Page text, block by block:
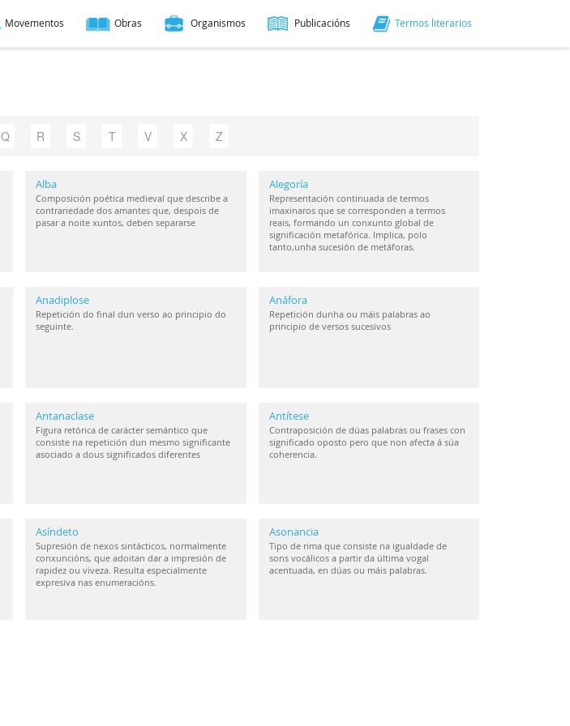
Movementos Obras Organismos Publicacións Termos literarios
Q R S T V X Z
Alba
Composición poética medieval que describe a
contrariedade dos amantes que, despois de
pasar a noite xuntos, deben separarse
Alegoría
Representación continuada de termos
imaxinaros que se corresponden a termos
reais, formando un conxunto global de
significación metafórica. Implica, polo
tanto,unha sucesión de metáforas.
Anadiplose
Repetición do final dun verso ao principio do
seguinte.
Anáfora
Repetición dunha ou máis palabras ao
principio de versos sucesivos
Antanaclase
Figura retórica de carácter semántico que
consiste na repetición dun mesmo significante
asociado a dous significados diferentes
Antítese
Contraposición de dúas palabras ou frases con
significado oposto pero que non afecta á súa
coherencia.
Asíndeto
Supresión de nexos sintácticos, normalmente
conxuncións, que adoitan dar a impresión de
rapidez ou viveza. Resulta especialmente
expresiva nas enumeracións.
Asonancia
Tipo de rima que consiste na igualdade de
sons vocálicos a partir da última vogal
acentuada, en dúas ou máis palabras.